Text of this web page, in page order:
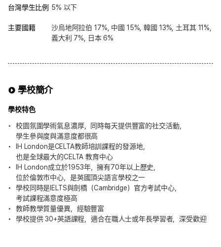
台灣學生比例 5% 以下
主要國籍
沙烏地阿拉伯 17%, 中國 15%, 韓國 13%, 土耳其 11%,
義大利 7%, 日本 6%
學校簡介
學校特色
校園氛圍學術氣息濃厚，同時每天提供豐富的社交活動，
學生參與度與滿意度都很高
IH London是CELTA教師培訓課程的發源地，
也是全球最大的CELTA 教育中心
IH London成立於1953年，擁有70年以上歷史，
位於倫敦市中心，是英國頂尖語言學校之一
學校同時是IELTS與劍橋（Cambridge）官方考試中心，
考試課程滿意度極高
教師教學質量優異，經驗豐富
學校提供 30+英語課程，適合在職人士或年長學習者，深受歡迎